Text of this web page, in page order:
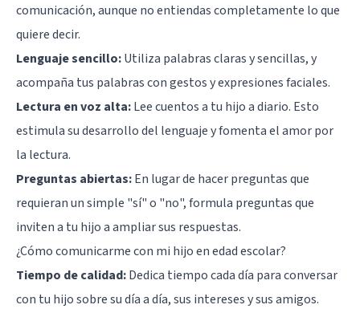
comunicación, aunque no entiendas completamente lo que
quiere decir.
Lenguaje sencillo:Utiliza palabras claras y sencillas, y
acompaña tus palabras con gestos y expresiones faciales.
Lectura en voz alta:Lee cuentos a tu hijo a diario. Esto
estimula su desarrollo del lenguaje y fomenta el amor por
la lectura.
Preguntas abiertas:En lugar de hacer preguntas que
requieran un simple "sí" o "no", formula preguntas que
inviten a tu hijo a ampliar sus respuestas.
¿Cómo comunicarme con mi hijo en edad escolar?
Tiempo de calidad:Dedica tiempo cada día para conversar
con tu hijo sobre su día a día, sus intereses y sus amigos.